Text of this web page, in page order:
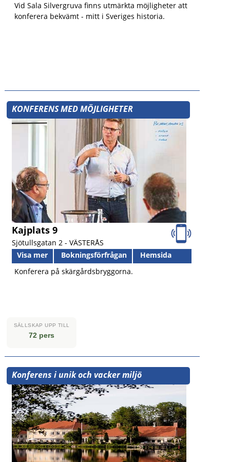
Vid Sala Silvergruva finns utmärkta möjligheter att
konferera bekvämt - mitt i Sveriges historia.
KONFERENS MED MÖJLIGHETER
Kajplats 9
Sjötullsgatan 2 - VÄSTERÅS
Visa mer
Bokningsförfrågan
Hemsida
Konferera på skärgårdsbryggorna.
SÄLLSKAP UPP TILL
72 pers
Konferens i unik och vacker miljö